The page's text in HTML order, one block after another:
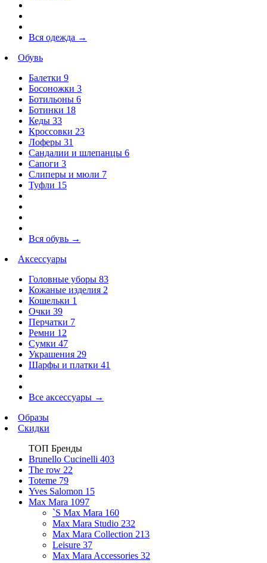
Вся одежда →
Обувь
Балетки 9
Босоножки 3
Ботильоны 6
Ботинки 18
Кеды 33
Кроссовки 23
Лоферы 31
Сандалии и шлепанцы 6
Сапоги 3
Слиперы и мюли 7
Туфли 15
Вся обувь →
Аксессуары
Головные уборы 83
Кожаные изделия 2
Кошельки 1
Очки 39
Перчатки 7
Ремни 12
Сумки 47
Украшения 29
Шарфы и платки 41
Все аксессуары →
Образы
Скидки
ТОП Бренды
Brunello Cucinelli 403
The row 22
Toteme 79
Yves Salomon 15
Max Mara 1097
`S Max Mara 160
Max Mara Studio 232
Max Mara Collection 213
Leisure 37
Max Mara Accessories 32